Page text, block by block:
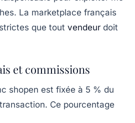
La marketplace français
que tout vendeur doit
et commissions
shopen est fixée à 5 % du
Ce pourcentage